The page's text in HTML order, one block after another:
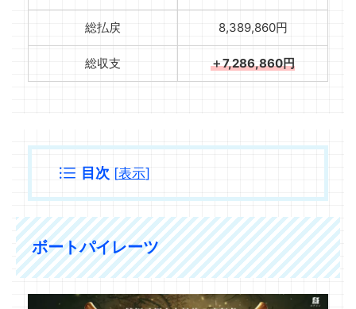
総払戻 8,389,860円
総収支 ＋7,286,860円
目次 [表示]
ボートパイレーツ